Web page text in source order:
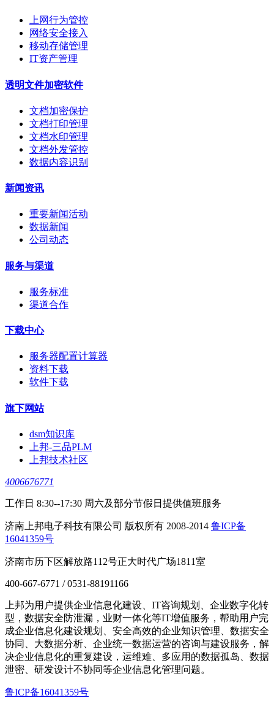
上网行为管控
网络安全接入
移动存储管理
IT资产管理
透明文件加密软件
文档加密保护
文档打印管理
文档水印管理
文档外发管控
数据内容识别
新闻资讯
重要新闻活动
数据新闻
公司动态
服务与渠道
服务标准
渠道合作
下载中心
服务器配置计算器
资料下载
软件下载
旗下网站
dsm知识库
上邦-三品PLM
上邦技术社区
4006676771
工作日 8:30--17:30 周六及部分节假日提供值班服务
济南上邦电子科技有限公司 版权所有 2008-2014 鲁ICP备
16041359号
济南市历下区解放路112号正大时代广场1811室
400-667-6771 / 0531-88191166
上邦为用户提供企业信息化建设、IT咨询规划、企业数字化转
型，数据安全防泄漏，业财一体化等IT增值服务，帮助用户完
成企业信息化建设规划、安全高效的企业知识管理、数据安全
协同、大数据分析、企业统一数据运营的咨询与建设服务，解
决企业信息化的重复建设，运维难、多应用的数据孤岛、数据
泄密、研发设计不协同等企业信息化管理问题。
鲁ICP备16041359号